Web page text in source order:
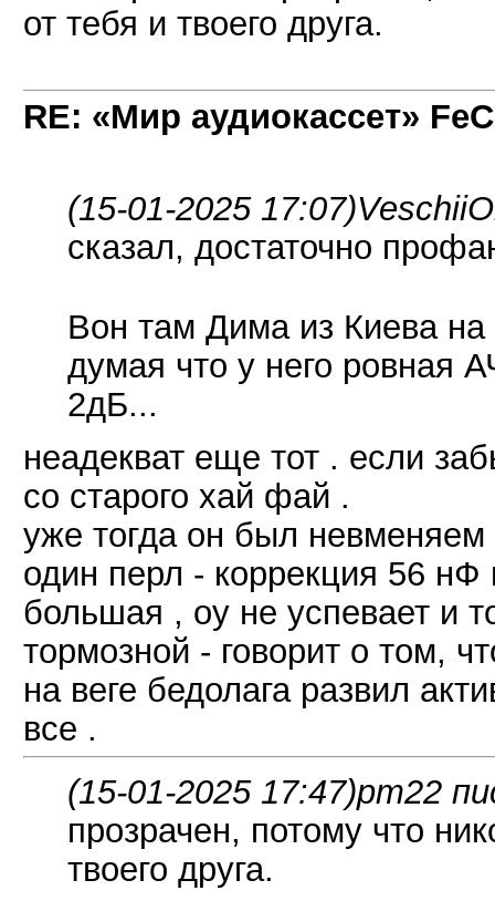
от тебя и твоего друга.
RE: «Мир аудиокассет»
(15-01-2025 17:07)
сказал, достаточно
Вон там Дима из Киева на
думая что у него ровная
2дБ...
неадекват еще тот . если
со старого хай фай .
уже тогда он был
один перл - коррекция 56 нФ
большая , оу не успевает и
тормозной - говорит о том,
на веге бедолага развил
все .
(15-01-2025 17:47)pm22
прозрачен, потому что
твоего друга.